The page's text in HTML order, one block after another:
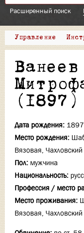
Расширенный поиск
Управление
(1897)
Дата рождения: 1897
Место рождения:
Вязовая, Чахловский
Пол: мужчина
Национальность:
Профессия / место
Место проживания:
Вязовая, Чахловский